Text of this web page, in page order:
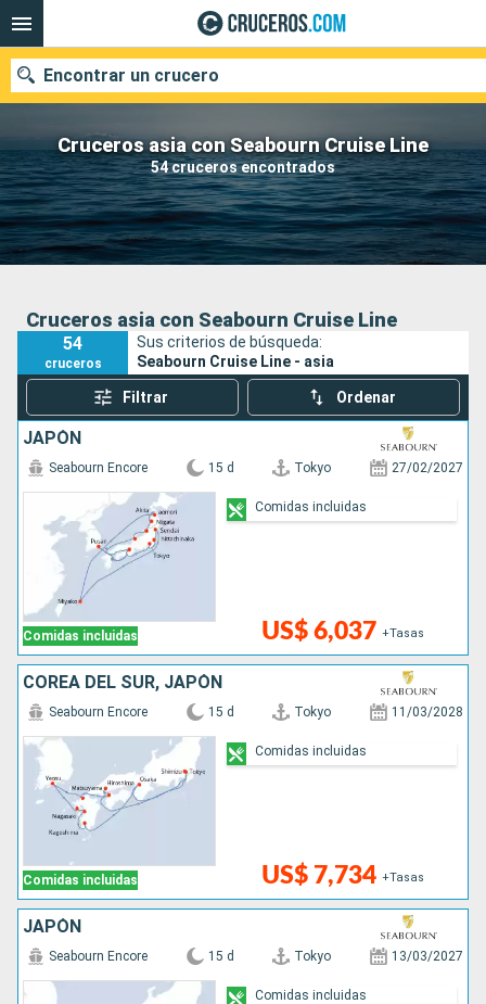
Cruceros asia con Seabourn Cruise Line
54 cruceros encontrados
Encontrar un crucero
Nuestros destinos
Fecha de salida
Buscar
Cruceros asia con Seabourn Cruise Line
54
cruceros
Sus criterios de búsqueda:
Seabourn Cruise Line - asia
Filtrar Ordenar
JAPÓN
Comidas incluidas
Seabourn Encore 15 d Tokyo 27/02/2027
US$ 6,037 +Tasas
Comidas incluidas
COREA DEL SUR, JAPÓN
Comidas incluidas
Seabourn Encore 15 d Tokyo 11/03/2028
US$ 7,734 +Tasas
Comidas incluidas
JAPÓN
Seabourn Encore 15 d Tokyo 13/03/2027
Comidas incluidas